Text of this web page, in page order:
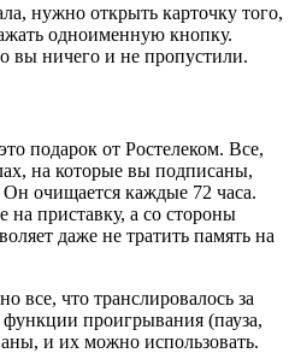
нужно открыть карточку того,
одноименную кнопку.
вы ничего и не пропустили.
подарок от Ростелеком. Все,
на которые вы подписаны,
очищается каждые 72 часа.
приставку, а со стороны
даже не тратить память на
все, что транслировалось за
проигрывания (пауза,
и их можно использовать.